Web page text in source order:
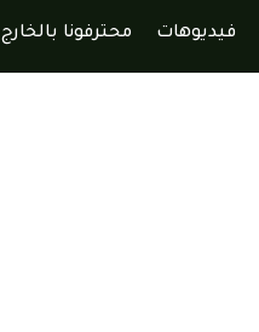
فيديوهات محترفونا بالخارج